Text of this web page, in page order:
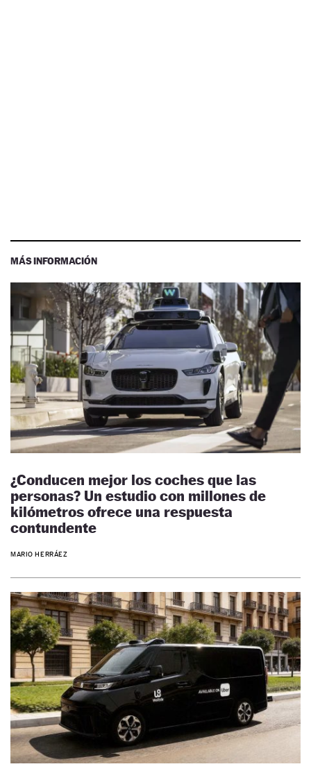
MÁS INFORMACIÓN
¿Conducen mejor los coches que las
personas? Un estudio con millones de
kilómetros ofrece una respuesta
contundente
MARIO HERRÁEZ